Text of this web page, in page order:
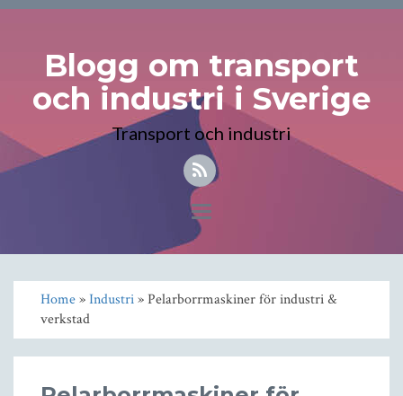
Blogg om transport
och industri i Sverige
Transport och industri
Toggle
navigation
Home»Industri» Pelarborrmaskiner för industri &
verkstad